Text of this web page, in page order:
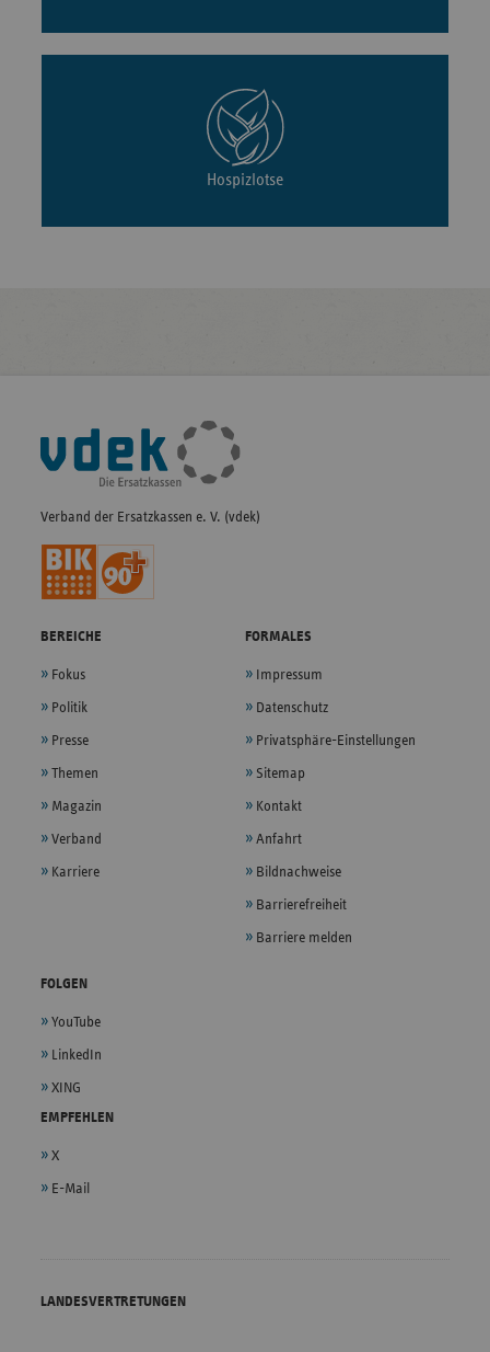
Hospizlotse
Fußleisten-
Navigation
Verband der Ersatzkassen e. V. (vdek)
BEREICHE
Fokus
Politik
Presse
Themen
Magazin
Verband
Karriere
FORMALES
Impressum
Datenschutz
Privatsphäre-Einstellungen
Sitemap
Kontakt
Anfahrt
Bildnachweise
Barrierefreiheit
Barriere melden
FOLGEN
YouTube
LinkedIn
XING
EMPFEHLEN
X
E-Mail
LANDESVERTRETUNGEN